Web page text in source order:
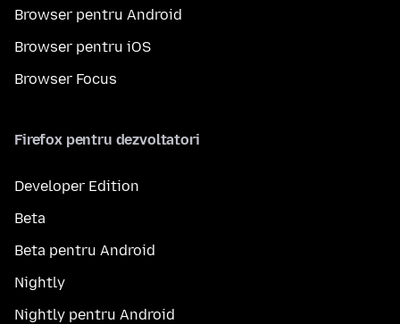
Browser pentru Android
Browser pentru iOS
Browser Focus
Firefox pentru dezvoltatori
Developer Edition
Beta
Beta pentru Android
Nightly
Nightly pentru Android